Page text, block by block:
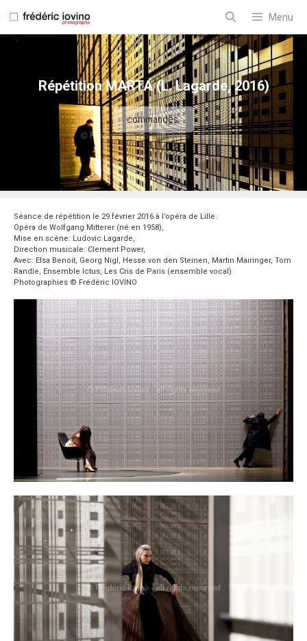
Menu
Répétition MARTA (L. Lagarde, 2016)
commandes
Séance de répétition le 29 février 2016 à l’opéra de Lille.
Opéra de Wolfgang Mitterer (né en 1958),
Mise en scène: Ludovic Lagarde,
Direction musicale: Clement Power,
Avec: Elsa Benoit, Georg Nigl, Hesse von den Steinen, Martin Mairinger, Tom
Randle, Ensemble Ictus, Les Cris de Paris (ensemble vocal)
Photographies © Frédéric IOVINO